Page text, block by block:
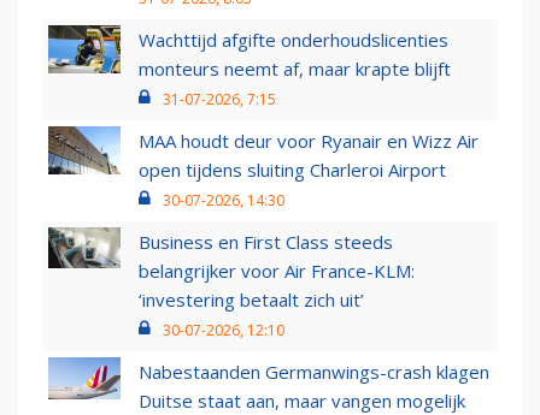
Wachttijd afgifte onderhoudslicenties
monteurs neemt af, maar krapte blijft
31-07-2026, 7:15
MAA houdt deur voor Ryanair en Wizz Air
open tijdens sluiting Charleroi Airport
30-07-2026, 14:30
Business en First Class steeds
belangrijker voor Air France-KLM:
‘investering betaalt zich uit’
30-07-2026, 12:10
Nabestaanden Germanwings-crash klagen
Duitse staat aan, maar vangen mogelijk